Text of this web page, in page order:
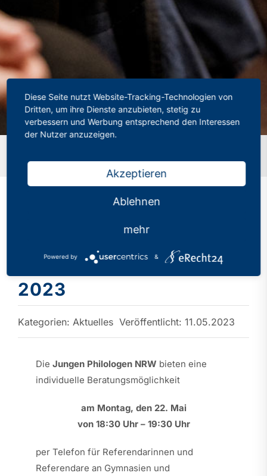
Referendare am 22. Mai 2023
Telefonsprechstunde für
Referendarinnen und
Referendare am 22. Mai
2023
Kategorien: Aktuelles Veröffentlicht: 11.05.2023
Die Jungen Philologen NRW bieten eine
individuelle Beratungsmöglichkeit
am Montag, den 22. Mai
von 18:30 Uhr – 19:30 Uhr
per Telefon für Referendarinnen und
Referendare an Gymnasien und
Diese Seite nutzt Website-Tracking-Technologien von
Dritten, um ihre Dienste anzubieten, stetig zu
verbessern und Werbung entsprechend den Interessen
der Nutzer anzuzeigen.
Akzeptieren
Ablehnen
mehr
Powered by &